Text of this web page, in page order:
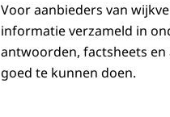
Voor aanbieders van
informatie verzameld in
antwoorden, factsheets
goed te kunnen doen.